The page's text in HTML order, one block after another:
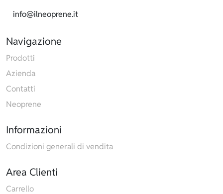
info@ilneoprene.it
Navigazione
Prodotti
Azienda
Contatti
Neoprene
Informazioni
Condizioni generali di vendita
Area Clienti
Carrello